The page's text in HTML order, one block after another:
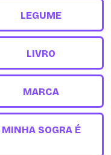
LEGUME
LIVRO
MARCA
MINHA SOGRA É